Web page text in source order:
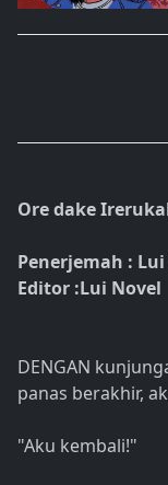
Ore dake
Penerjemah :
Editor :Lui Novel
DENGAN
panas berakhir,
"Aku kembali!"